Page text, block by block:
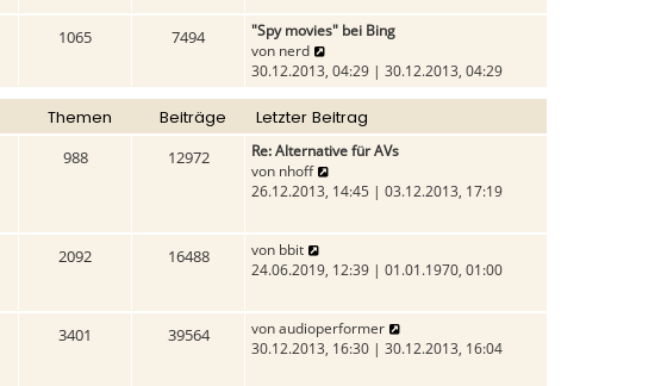
r
a
e
i
r
a
g
e
r
e
i
t
r
a
e
s
r
e
i
g
1065 7494
"Spy movies" bei Bing
von nerd
e
u
e
s
t
e
r
e
t
a
g
30.12.2013, 04:29 | 30.12.2013, 04:29
Themen Beiträge Letzter Beitrag
988 12972
Re: Alternative für AVs
von nhoff
e
e
t
r
B
e
26.12.2013, 14:45 | 03.12.2013, 17:19
2092 16488 von bbit
e
e
s
t
24.06.2019, 12:39 | 01.01.1970, 01:00
3401 39564 vonaudioperformer
e
30.12.2013, 16:30 | 30.12.2013, 16:04